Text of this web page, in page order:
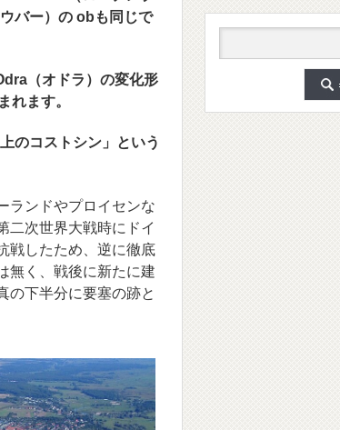
バー）の obも同じで
（オドラ）の変化形
れます。
のコストシン」という
ランドやプロイセンな
二次世界大戦時にドイ
戦したため、逆に徹底
無く、戦後に新たに建
の下半分に要塞の跡と